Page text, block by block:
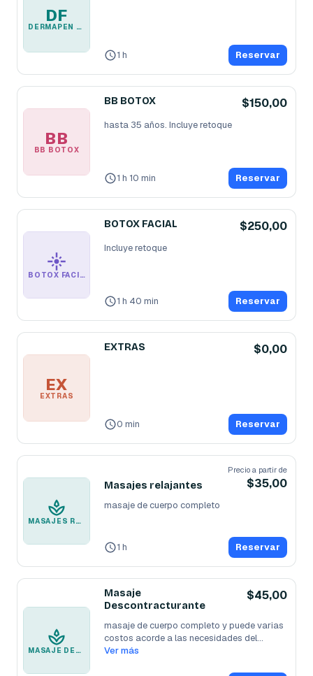
DF
DERMAPEN CON PLASMA FILLER
1 h Reservar
BB
BB BOTOX
BB BOTOX $150,00
hasta 35 años. Incluye retoque
1 h 10 min Reservar
BOTOX FACIAL
BOTOX FACIAL $250,00
1 h 40 min Reservar
EX
EXTRAS
EXTRAS $0,00
0 min Reservar
MASAJES RELAJANTES
Masajes relajantes
Precio a partir de
$35,00
masaje de cuerpo completo
1 h Reservar
MASAJE DESCONTRACTURANTE
Masaje
Descontracturante
$45,00
masaje de cuerpo completo y puede varias
costos acorde a las necesidades del...
Ver más